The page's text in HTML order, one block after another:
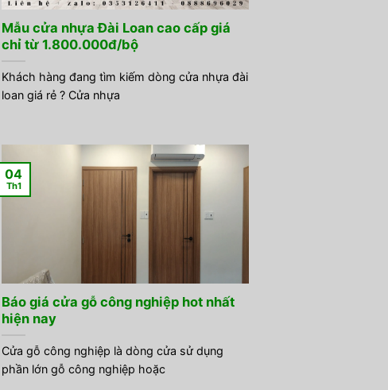
Mẫu cửa nhựa Đài Loan cao cấp giá
chỉ từ 1.800.000đ/bộ
Khách hàng đang tìm kiếm dòng cửa nhựa đài
loan giá rẻ ? Cửa nhựa
Báo giá cửa gỗ công nghiệp hot nhất
hiện nay
Cửa gỗ công nghiệp là dòng cửa sử dụng
phần lớn gỗ công nghiệp hoặc
04
Th1